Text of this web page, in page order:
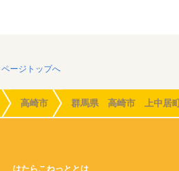
ページトップへ
高崎市 群馬県 高崎市 上中居